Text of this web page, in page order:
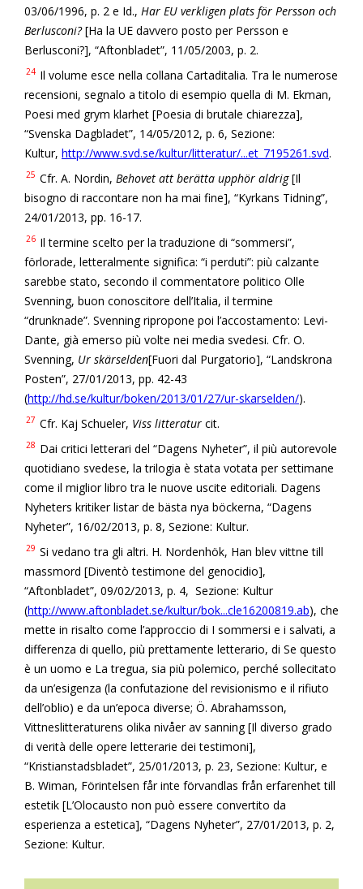
03/06/1996, p. 2 e Id., Har EU verkligen plats för Persson och
Berlusconi?[Ha la UE davvero posto per Persson e
Berlusconi?], “Aftonbladet”, 11/05/2003, p. 2.
24 Il volume esce nella collana Cartaditalia. Tra le numerose
recensioni, segnalo a titolo di esempio quella di M. Ekman,
Poesi med grym klarhet [Poesia di brutale chiarezza],
“Svenska Dagbladet”, 14/05/2012, p. 6, Sezione:
Kultur, http://www.svd.se/kultur/litteratur/...et_7195261.svd.
25 Cfr. A. Nordin, Behovet att berätta upphör aldrig[Il
bisogno di raccontare non ha mai fine], “Kyrkans Tidning”,
24/01/2013, pp. 16-17.
26 Il termine scelto per la traduzione di “sommersi”,
förlorade, letteralmente significa: “i perduti”: più calzante
sarebbe stato, secondo il commentatore politico Olle
Svenning, buon conoscitore dell’Italia, il termine
“drunknade”. Svenning ripropone poi l’accostamento: Levi-
Dante, già emerso più volte nei media svedesi. Cfr. O.
Svenning, Ur skärselden[Fuori dal Purgatorio], “Landskrona
Posten”, 27/01/2013, pp. 42-43
(http://hd.se/kultur/boken/2013/01/27/ur-skarselden/).
27 Cfr. Kaj Schueler, Viss litteratur cit.
28 Dai critici letterari del “Dagens Nyheter”, il più autorevole
quotidiano svedese, la trilogia è stata votata per settimane
come il miglior libro tra le nuove uscite editoriali. Dagens
Nyheters kritiker listar de bästa nya böckerna, “Dagens
Nyheter”, 16/02/2013, p. 8, Sezione: Kultur.
29 Si vedano tra gli altri. H. Nordenhök, Han blev vittne till
massmord [Diventò testimone del genocidio],
“Aftonbladet”, 09/02/2013, p. 4, Sezione: Kultur
(http://www.aftonbladet.se/kultur/bok...cle16200819.ab), che
mette in risalto come l’approccio di I sommersi e i salvati, a
differenza di quello, più prettamente letterario, di Se questo
è un uomo e La tregua, sia più polemico, perché sollecitato
da un’esigenza (la confutazione del revisionismo e il rifiuto
dell’oblio) e da un’epoca diverse; Ö. Abrahamsson,
Vittneslitteraturens olika nivåer av sanning [Il diverso grado
di verità delle opere letterarie dei testimoni],
“Kristianstadsbladet”, 25/01/2013, p. 23, Sezione: Kultur, e
B. Wiman, Förintelsen får inte förvandlas från erfarenhet till
estetik [L’Olocausto non può essere convertito da
esperienza a estetica], “Dagens Nyheter”, 27/01/2013, p. 2,
Sezione: Kultur.